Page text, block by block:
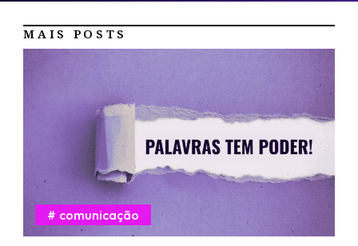
MAIS POSTS
comunicação